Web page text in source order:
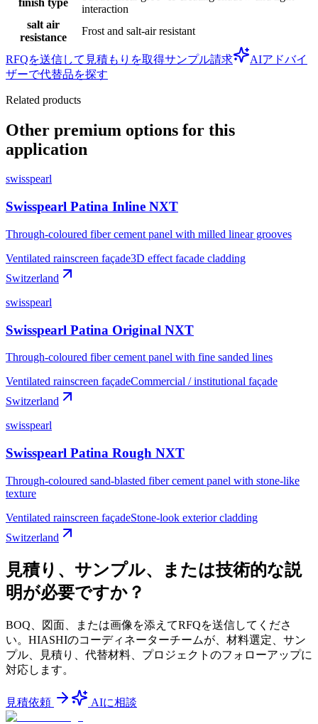
interaction
salt air
resistance
Frost and salt-air resistant
RFQを送信して見積もりを取得サンプル請求
AIアドバイ
ザーで代替品を探す
Related products
Other premium options for this
application
swisspearl
Swisspearl Patina Inline NXT
Through-coloured fiber cement panel with milled linear grooves
Ventilated rainscreen façade3D effect facade cladding
Switzerland
swisspearl
Swisspearl Patina Original NXT
Through-coloured fiber cement panel with fine sanded lines
Ventilated rainscreen façadeCommercial / institutional façade
Switzerland
swisspearl
Swisspearl Patina Rough NXT
Through-coloured sand-blasted fiber cement panel with stone-like
texture
Ventilated rainscreen façadeStone-look exterior cladding
Switzerland
見積り、サンプル、または技術的な説
明が必要ですか？
BOQ、図面、または画像を添えてRFQを送信してくださ
い。HIASHIのコーディネーターチームが、材料選定、サン
プル、見積り、代替材料、プロジェクトのフォローアップに
対応します。
見積依頼 AIに相談